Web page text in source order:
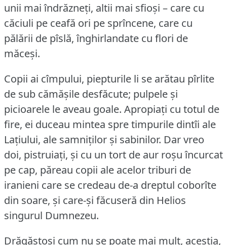
unii mai îndrăzneți, altii mai sfioși – care cu
căciuli pe ceafă ori pe sprîncene, care cu
pălării de pîslă, înghirlandate cu flori de
măceși.
Copii ai cîmpului, piepturile li se arătau pîrlite
de sub cămășile desfăcute; pulpele și
picioarele le aveau goale. Apropiați cu totul de
fire, ei duceau mintea spre timpurile dintîi ale
Lațiului, ale samniților și sabinilor. Dar vreo
doi, pistruiați, și cu un tort de aur roșu încurcat
pe cap, păreau copii ale acelor triburi de
iranieni care se credeau de-a dreptul coborîte
din soare, și care-și făcuseră din Helios
singurul Dumnezeu.
Drăgăstoși cum nu se poate mai mult, aceștia,